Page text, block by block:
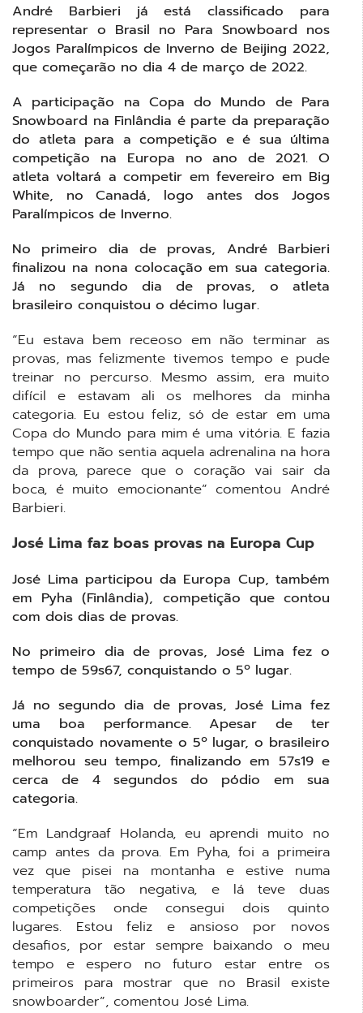
André Barbieri já está classificado para
representar o Brasil no Para Snowboard nos
Jogos Paralímpicos de Inverno de Beijing 2022,
que começarão no dia 4 de março de 2022.
A participação na Copa do Mundo de Para
Snowboard na Finlândia é parte da preparação
do atleta para a competição e é sua última
competição na Europa no ano de 2021. O
atleta voltará a competir em fevereiro em Big
White, no Canadá, logo antes dos Jogos
Paralímpicos de Inverno.
No primeiro dia de provas, André Barbieri
finalizou na nona colocação em sua categoria.
Já no segundo dia de provas, o atleta
brasileiro conquistou o décimo lugar.
“Eu estava bem receoso em não terminar as
provas, mas felizmente tivemos tempo e pude
treinar no percurso. Mesmo assim, era muito
difícil e estavam ali os melhores da minha
categoria. Eu estou feliz, só de estar em uma
Copa do Mundo para mim é uma vitória. E fazia
tempo que não sentia aquela adrenalina na hora
da prova, parece que o coração vai sair da
boca, é muito emocionante” comentou André
Barbieri.
José Lima faz boas provas na Europa Cup
José Lima participou da Europa Cup, também
em Pyha (Finlândia), competição que contou
com dois dias de provas.
No primeiro dia de provas, José Lima fez o
tempo de 59s67, conquistando o 5º lugar.
Já no segundo dia de provas, José Lima fez
uma boa performance. Apesar de ter
conquistado novamente o 5º lugar, o brasileiro
melhorou seu tempo, finalizando em 57s19 e
cerca de 4 segundos do pódio em sua
categoria.
“Em Landgraaf Holanda, eu aprendi muito no
camp antes da prova. Em Pyha, foi a primeira
vez que pisei na montanha e estive numa
temperatura tão negativa, e lá teve duas
competições onde consegui dois quinto
lugares. Estou feliz e ansioso por novos
desafios, por estar sempre baixando o meu
tempo e espero no futuro estar entre os
primeiros para mostrar que no Brasil existe
snowboarder”, comentou José Lima.